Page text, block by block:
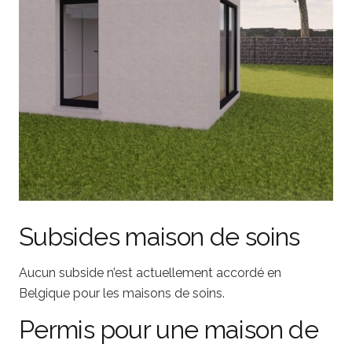
Subsides maison de soins
Aucun subside n’est actuellement accordé en
Belgique pour les maisons de soins.
Permis pour une maison de